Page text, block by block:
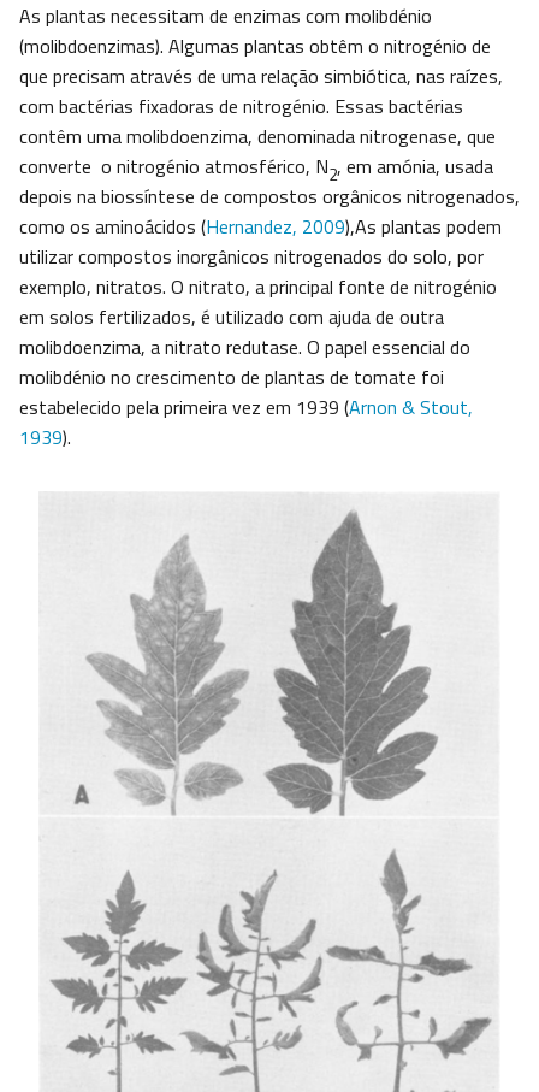
As plantas necessitam de enzimas com molibdénio
(molibdoenzimas). Algumas plantas obtêm o nitrogénio de
que precisam através de uma relação simbiótica, nas raízes,
com bactérias fixadoras de nitrogénio. Essas bactérias
contêm uma molibdoenzima, denominada nitrogenase, que
converte o nitrogénio atmosférico, N2, em amónia, usada
depois na biossíntese de compostos orgânicos nitrogenados,
como os aminoácidos (Hernandez, 2009),As plantas podem
utilizar compostos inorgânicos nitrogenados do solo, por
exemplo, nitratos. O nitrato, a principal fonte de nitrogénio
em solos fertilizados, é utilizado com ajuda de outra
molibdoenzima, a nitrato redutase. O papel essencial do
molibdénio no crescimento de plantas de tomate foi
estabelecido pela primeira vez em 1939 (Arnon & Stout,
1939).